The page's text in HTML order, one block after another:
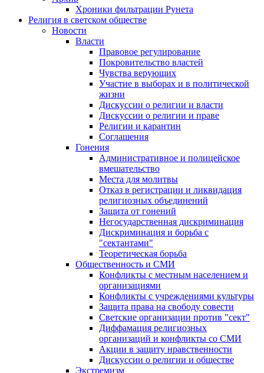
Хроники фильтрации Рунета
Религия в светском обществе
Новости
Власти
Правовое регулирование
Покровительство властей
Чувства верующих
Участие в выборах и в политической
жизни
Дискуссии о религии и власти
Дискуссии о религии и праве
Религии и карантин
Соглашения
Гонения
Административное и полицейское
вмешательство
Места для молитвы
Отказ в регистрации и ликвидация
религиозных объединений
Защита от гонений
Негосударственная дискриминация
Дискриминация и борьба с
"сектантами"
Теоретическая борьба
Общественность и СМИ
Конфликты с местным населением и
организациями
Конфликты с учреждениями культуры
Защита права на свободу совести
Светские организации против "сект"
Диффамация религиозных
организаций и конфликты со СМИ
Акции в защиту нравственности
Дискуссии о религии и обществе
Экстремизм